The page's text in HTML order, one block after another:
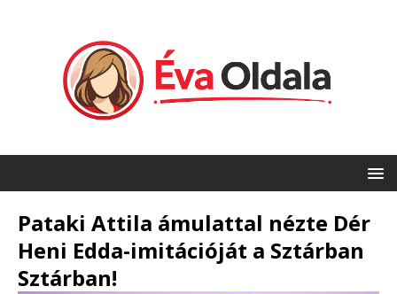
Pataki Attila ámulattal nézte Dér
Heni Edda-imitációját a Sztárban
Sztárban!